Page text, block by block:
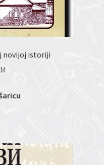
novijoj istoriji